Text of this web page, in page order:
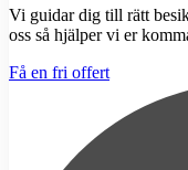
Vi guidar dig till rätt
oss så hjälper vi er
Få en fri offert